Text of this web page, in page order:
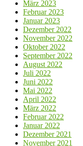
März 2023
Februar 2023
Januar 2023
Dezember 2022
November 2022
Oktober 2022
September 2022
August 2022
Juli 2022
Juni 2022
Mai 2022
April 2022
März 2022
Februar 2022
Januar 2022
Dezember 2021
November 2021